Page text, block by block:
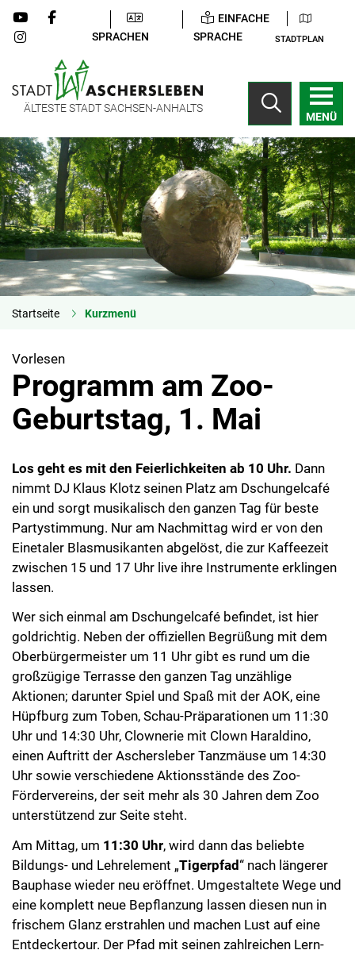
SPRACHEN
EINFACHE
SPRACHE
STADTPLAN
ÄLTESTE STADT SACHSEN-ANHALTS
MENÜ
Startseite Kurzmenü
Vorlesen
Programm am Zoo-
Geburtstag, 1. Mai
Los geht es mit den Feierlichkeiten ab 10 Uhr. Dann
nimmt DJ Klaus Klotz seinen Platz am Dschungelcafé
ein und sorgt musikalisch den ganzen Tag für beste
Partystimmung. Nur am Nachmittag wird er von den
Einetaler Blasmusikanten abgelöst, die zur Kaffeezeit
zwischen 15 und 17 Uhr live ihre Instrumente erklingen
lassen.
Wer sich einmal am Dschungelcafé befindet, ist hier
goldrichtig. Neben der offiziellen Begrüßung mit dem
Oberbürgermeister um 11 Uhr gibt es rund um die
großzügige Terrasse den ganzen Tag unzählige
Aktionen; darunter Spiel und Spaß mit der AOK, eine
Hüpfburg zum Toben, Schau-Präparationen um 11:30
Uhr und 14:30 Uhr, Clownerie mit Clown Haraldino,
einen Auftritt der Aschersleber Tanzmäuse um 14:30
Uhr sowie verschiedene Aktionsstände des Zoo-
Fördervereins, der seit mehr als 30 Jahren dem Zoo
unterstützend zur Seite steht.
Am Mittag, um 11:30 Uhr, wird dann das beliebte
Bildungs- und Lehrelement „Tigerpfad“ nach längerer
Bauphase wieder neu eröffnet. Umgestaltete Wege und
eine komplett neue Bepflanzung lassen diesen nun in
frischem Glanz erstrahlen und machen Lust auf eine
Entdeckertour. Der Pfad mit seinen zahlreichen Lern-